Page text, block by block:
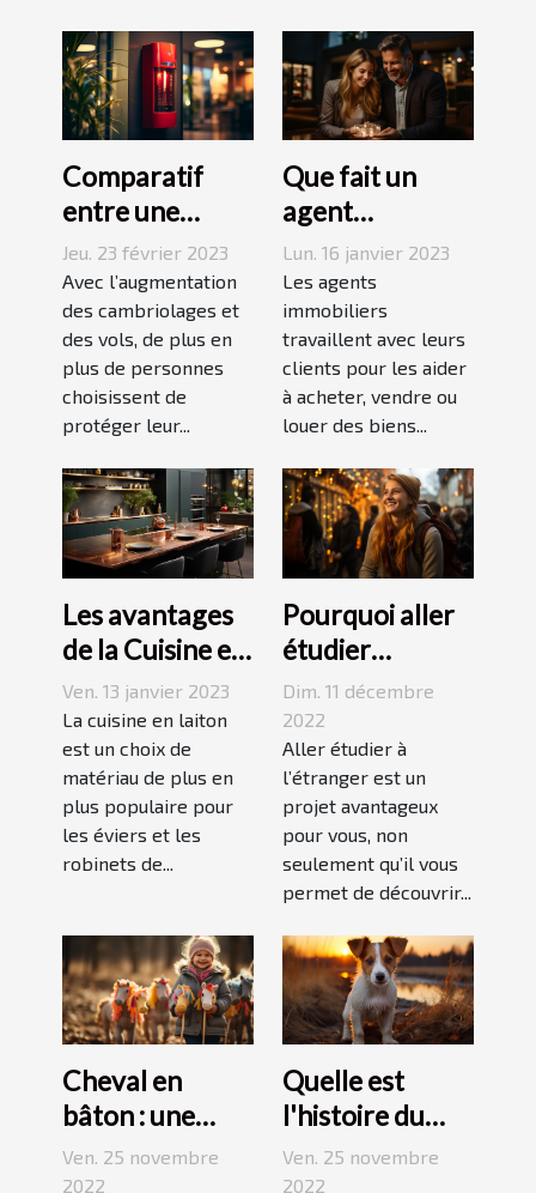
Comparatif
entre une
agence sécurité
et un système
d’alarme
Jeu. 23 février 2023
Avec l’augmentation
des cambriolages et
des vols, de plus en
plus de personnes
choisissent de
protéger leur...
Que fait un
agent
immobilier ?
Lun. 16 janvier 2023
Les agents
immobiliers
travaillent avec leurs
clients pour les aider
à acheter, vendre ou
louer des biens...
Les avantages
de la Cuisine en
Laiton
Ven. 13 janvier 2023
La cuisine en laiton
est un choix de
matériau de plus en
plus populaire pour
les éviers et les
robinets de...
Pourquoi aller
étudier
l’étranger ?
Dim. 11 décembre
2022
Aller étudier à
l’étranger est un
projet avantageux
pour vous, non
seulement qu’il vous
permet de découvrir...
Cheval en
bâton : une
bonne
découverte
Ven. 25 novembre
2022
Quelle est
l'histoire du
Jack Russell
terrier ?
Ven. 25 novembre
2022